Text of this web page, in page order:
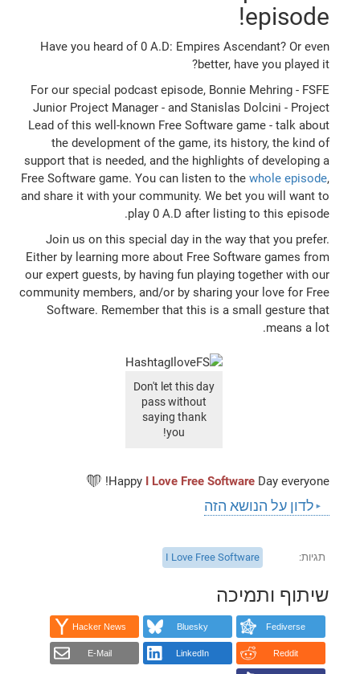
episode!
Have you heard of 0 A.D: Empires Ascendant? Or even
better, have you played it?
For our special podcast episode, Bonnie Mehring - FSFE
Junior Project Manager - and Stanislas Dolcini - Project
Lead of this well-known Free Software game - talk about
the development of the game, its history, the kind of
support that is needed, and the highlights of developing a
Free Software game. You can listen to the whole episode,
and share it with your community. We bet you will want to
play 0 A.D after listing to this episode.
Join us on this special day in the way that you prefer.
Either by learning more about Free Software games from
our expert guests, by having fun playing together with our
community members, and/or by sharing your love for Free
Software. Remember that this is a small gesture that
means a lot.
Don't let this day
pass without
saying thank
you!
Happy I Love Free SoftwareDay everyone! ❤
לדון על הנושא הזה
תגיות I Love Free Software
שיתוף ותמיכה
Fediverse
Bluesky
Hacker News
Reddit
LinkedIn
E-Mail